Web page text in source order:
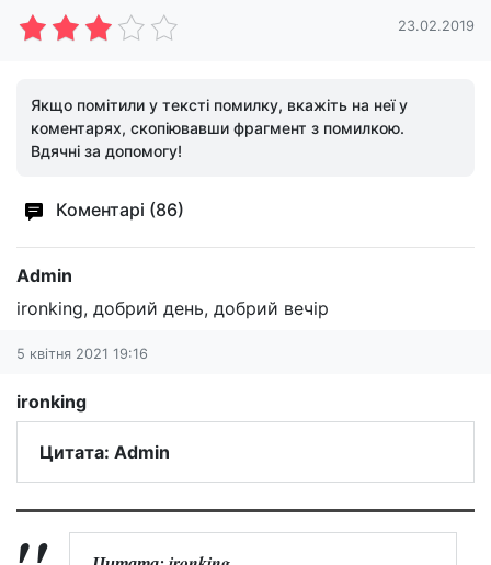
23.02.2019
Якщо помітили у тексті помилку, вкажіть на неї у
коментарях, скопіювавши фрагмент з помилкою.
Вдячні за допомогу!
Коментарі (86)
Admin
ironking, добрий день, добрий вечір
5 квітня 2021 19:16
ironking
Цитата: Admin